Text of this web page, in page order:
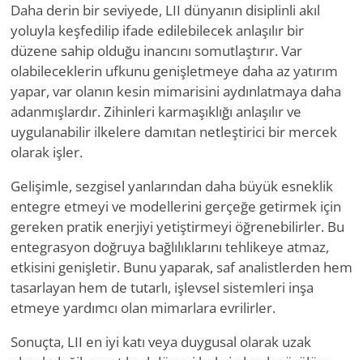
Daha derin bir seviyede, LII dünyanın disiplinli akıl
yoluyla keşfedilip ifade edilebilecek anlaşılır bir
düzene sahip olduğu inancını somutlaştırır. Var
olabileceklerin ufkunu genişletmeye daha az yatırım
yapar, var olanın kesin mimarisini aydınlatmaya daha
adanmışlardır. Zihinleri karmaşıklığı anlaşılır ve
uygulanabilir ilkelere damıtan netleştirici bir mercek
olarak işler.
Gelişimle, sezgisel yanlarından daha büyük esneklik
entegre etmeyi ve modellerini gerçeğe getirmek için
gereken pratik enerjiyi yetiştirmeyi öğrenebilirler. Bu
entegrasyon doğruya bağlılıklarını tehlikeye atmaz,
etkisini genişletir. Bunu yaparak, saf analistlerden hem
tasarlayan hem de tutarlı, işlevsel sistemleri inşa
etmeye yardımcı olan mimarlara evrilirler.
Sonuçta, LII en iyi katı veya duygusal olarak uzak